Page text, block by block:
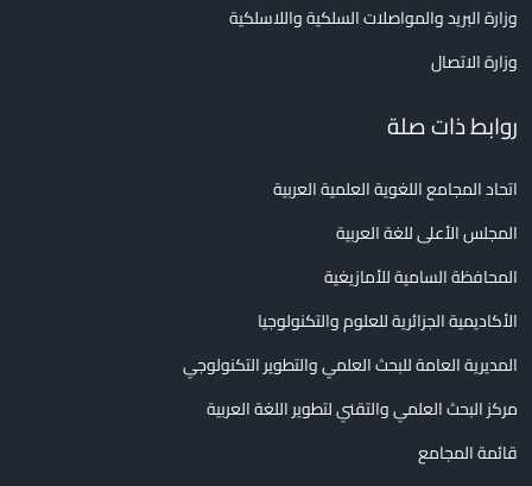
وزارة البريد والمواصلات السلكية واللاسلكية
وزارة الاتصال
روابط ذات صلة
اتحاد المجامع اللغوية العلمية العربية
المجلس الأعلى للغة العربية
المحافظة السامية للأمازيغية
الأكاديمية الجزائرية للعلوم والتكنولوجيا
المديرية العامة للبحث العلمي والتطوير التكنولوجي
مركز البحث العلمي والتقني لتطوير اللغة العربية
قائمة المجامع